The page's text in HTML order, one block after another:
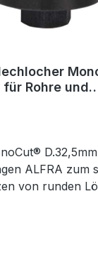
ALFRA zum
von runden